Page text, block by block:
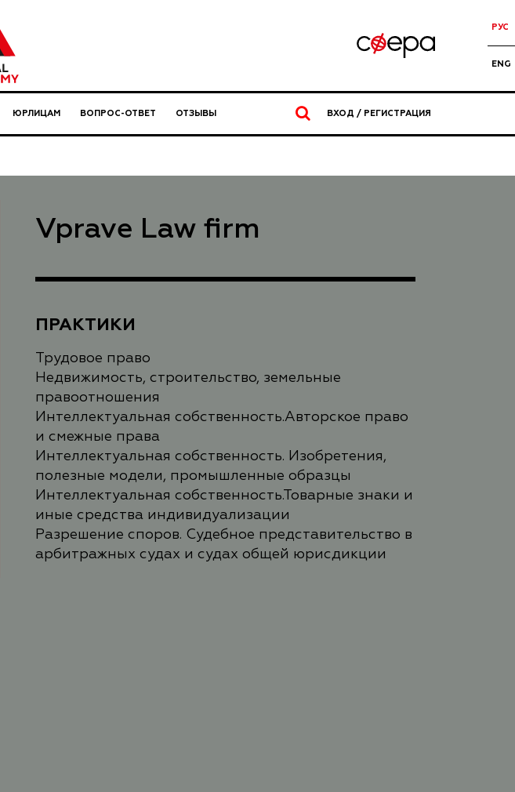
РУС
ENG
ЮРЛИЦАМ ВОПРОС-ОТВЕТ ОТЗЫВЫ ВХОД / РЕГИСТРАЦИЯ
Vprave Law firm
ПРАКТИКИ
Трудовое право
Недвижимость, строительство, земельные
правоотношения
Интеллектуальная собственность.Авторское право
и смежные права
Интеллектуальная собственность. Изобретения,
полезные модели, промышленные образцы
Интеллектуальная собственность.Товарные знаки и
иные средства индивидуализации
Разрешение споров. Судебное представительство в
арбитражных судах и судах общей юрисдикции